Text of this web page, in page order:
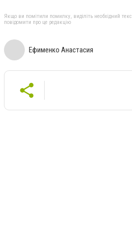
Якщо ви помітили помилку, виділіть необхідний
повідомити про це редакцію
Ефименко Анастасия